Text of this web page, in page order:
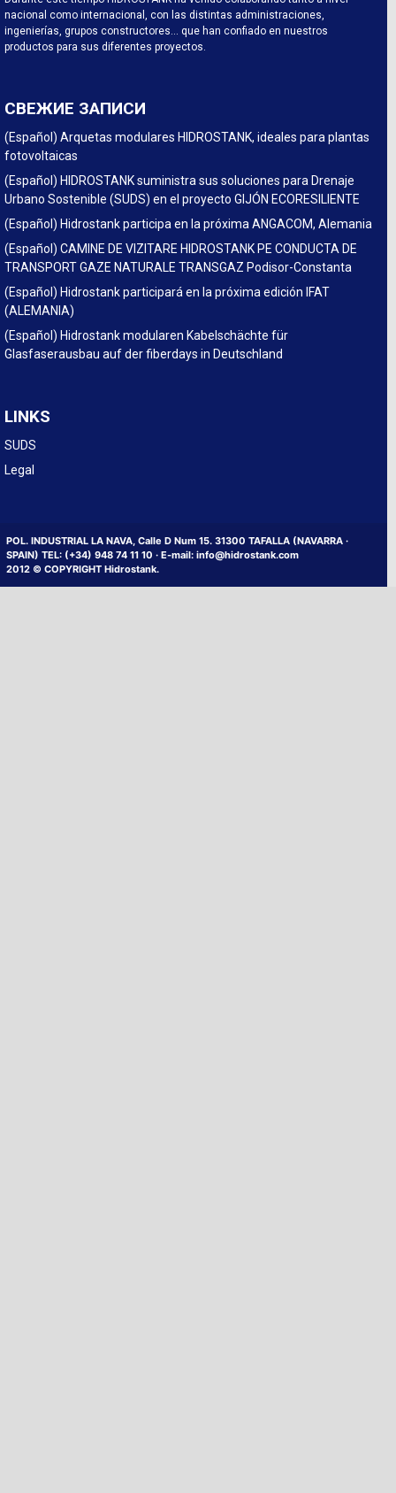
nacional como internacional, con las distintas administraciones,
ingenierías, grupos constructores… que han confiado en nuestros
productos para sus diferentes proyectos.
СВЕЖИЕ ЗАПИСИ
(Español) Arquetas modulares HIDROSTANK, ideales para plantas
fotovoltaicas
(Español) HIDROSTANK suministra sus soluciones para Drenaje
Urbano Sostenible (SUDS) en el proyecto GIJÓN ECORESILIENTE
(Español) Hidrostank participa en la próxima ANGACOM, Alemania
(Español) CAMINE DE VIZITARE HIDROSTANK PE CONDUCTA DE
TRANSPORT GAZE NATURALE TRANSGAZ Podisor-Constanta
(Español) Hidrostank participará en la próxima edición IFAT
(ALEMANIA)
(Español) Hidrostank modularen Kabelschächte für
Glasfaserausbau auf der fiberdays in Deutschland
LINKS
SUDS
Legal
POL. INDUSTRIAL LA NAVA, Calle D Num 15. 31300 TAFALLA (NAVARRA ·
SPAIN) TEL: (+34) 948 74 11 10 · E-mail: info@hidrostank.com
2012 © COPYRIGHT Hidrostank.